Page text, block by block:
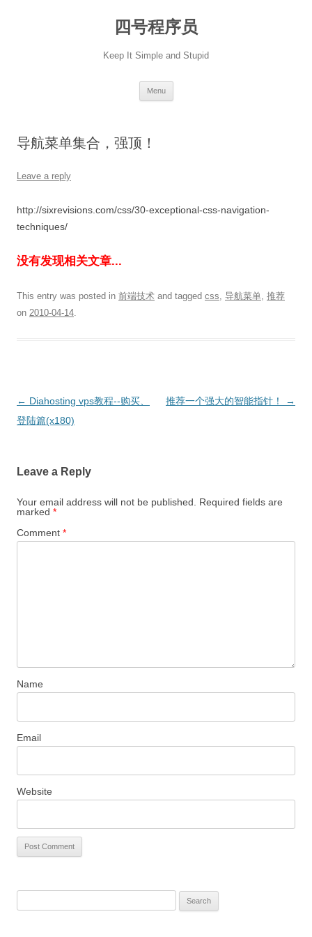
四号程序员
Keep It Simple and Stupid
Menu
导航菜单集合，强顶！
Leave a reply
http://sixrevisions.com/css/30-exceptional-css-navigation-
techniques/
没有发现相关文章...
This entry was posted in 前端技术 and tagged css, 导航菜单, 推荐
on 2010-04-14.
Post
navigation
← Diahosting vps教程--购买、
登陆篇(x180)
推荐一个强大的智能指针！ →
Leave a Reply
Your email address will not be published.
Required fields are
marked *
Comment *
Name
Email
Website